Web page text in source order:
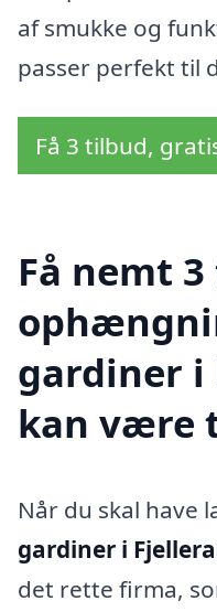
af smukke og
passer perfekt til
Få 3 tilbud,
Få nemt
gardiner i
kan være
Når du skal have
gardiner i
det rette firma,